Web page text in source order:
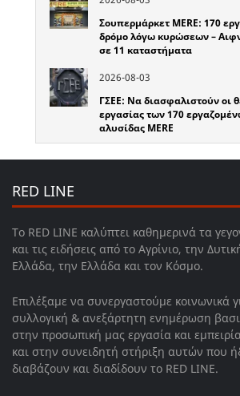
Σουπερμάρκετ MERE: 170
δρόμο λόγω κυρώσεων –
σε 11 καταστήματα
2026-08-03
ΓΣΕΕ: Να διασφαλιστούν οι
εργασίας των 170
αλυσίδας MERE
RED LINE
Το RED LINE καλύπτει καθημερινά τα
και τις ειδήσεις από το Αγρίνιο, την
Ελλάδα, την Ελλάδα και τον Κόσμο.
Επιλέξαμε να συνεργαστούμε κοινωνικά
συλλογική & ανεξάρτητη ενημέρωση
στην προσωπική μας εργασία και
και στην συνειδητή στήριξη αυτών που
διαβάζουν και διαδίδουν το RED LINE.